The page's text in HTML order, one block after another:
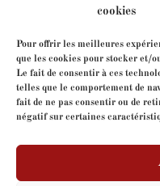
cookies
Pour offrir les meilleures
que les cookies pour stocker et/
Le fait de consentir à ces
telles que le comportement de
fait de ne pas consentir ou de
négatif sur certaines
Je consens à
cadre de mon